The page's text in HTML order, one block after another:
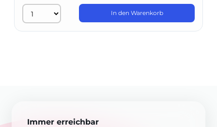
In den Warenkorb
Immer erreichbar